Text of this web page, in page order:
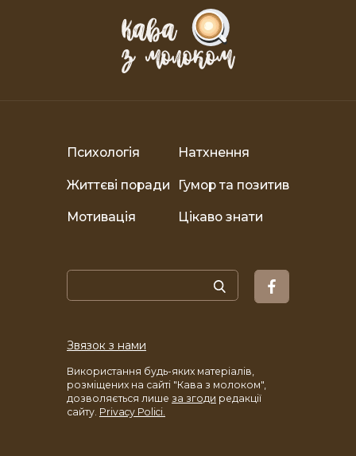
Психологія Натхнення
Життєві поради Гумор та позитив
Мотивація Цікаво знати
Звязок з нами
Використання будь-яких матеріалів,
розміщених на сайті "Кава з молоком",
дозволяється лише за згоди редакції
сайту. Privacy Polici.